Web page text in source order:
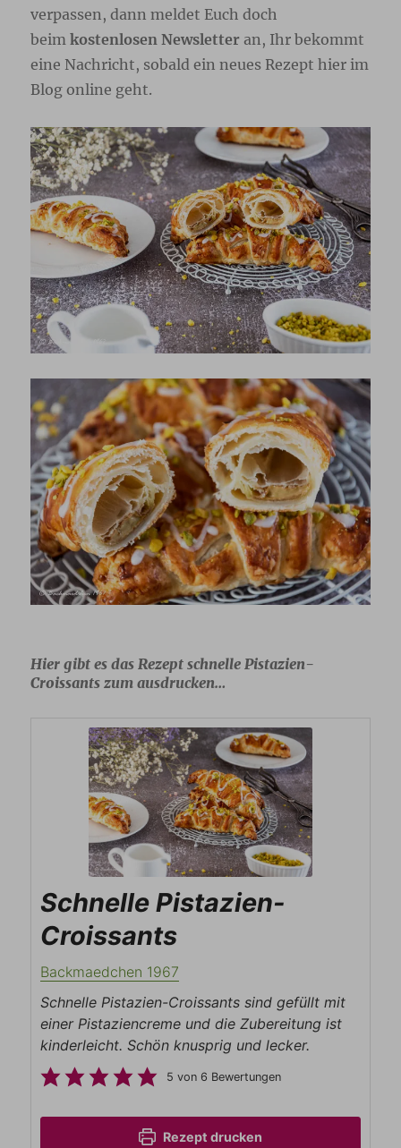
verpassen, dann meldet Euch doch
beimkostenlosen Newsletter an, Ihr bekommt
eine Nachricht, sobald ein neues Rezept hier im
Blog online geht.
Hier gibt es das Rezept schnelle Pistazien-
Croissants zum ausdrucken…
Schnelle Pistazien-
Croissants
Backmaedchen 1967
Schnelle Pistazien-Croissants sind gefüllt mit
einer Pistaziencreme und die Zubereitung ist
kinderleicht. Schön knusprig und lecker.
5 von 6 Bewertungen
Rezept drucken